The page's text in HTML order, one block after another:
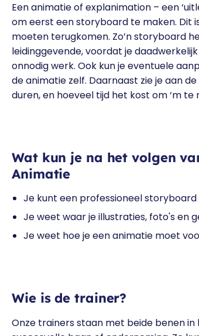
Een animatie of explanimation – een
om eerst een storyboard te maken. Dit
moeten terugkomen. Zo’n storyboard
leidinggevende, voordat je
onnodig werk. Ook kun je eventuele
de animatie zelf. Daarnaast zie je aan
duren, en hoeveel tijd het kost om ‘m te
Wat kun je na het volgen
Animatie
Je kunt een professioneel
Je weet waar je illustraties, foto's en
Je weet hoe je een animatie moet
Wie is de trainer?
Onze trainers staan met beide benen